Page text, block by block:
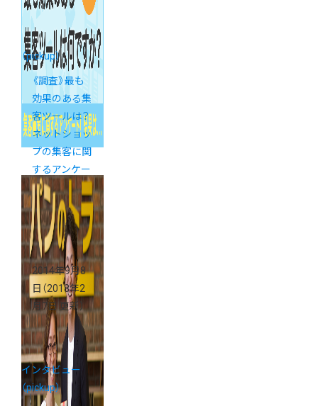
（pickup）
《調査》最も
効果のある集
客ツールは？
ネットショッ
プの集客に関
するアンケー
ト
2014年9月8
日 （2018年2
月7日 更新）
インタビュー
（pickup）